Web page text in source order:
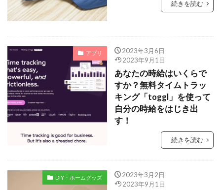
続きを読む
アプリ
2023年3月6日
2023年9月1日
あなたの時給はいくらで
すか？無料タイムトラッ
キング「toggl」を使って
自分の時給をはじき出
す！
続きを読む
DIY・ホームグッズ
2023年3月2日
2023年9月1日